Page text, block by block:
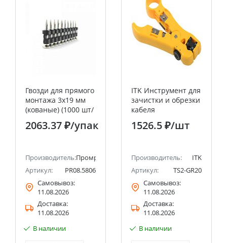
Гвозди для прямого
монтажа 3х19 мм
(кованые) (1000 шт/
уп) Промрукав
2063.37 ₽/упак
Производитель:Промрукав
Артикул:
PR08.5806
Самовывоз:
11.08.2026
Доставка:
11.08.2026
В наличии
ITK Инструмент для
зачистки и обрезки
кабеля
универсальный IEK
1526.5 ₽/шт
Производитель:
ITK
Артикул:
TS2-GR20
Самовывоз:
11.08.2026
Доставка:
11.08.2026
В наличии